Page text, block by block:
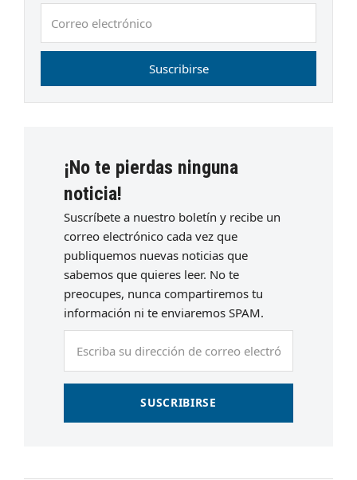
electrónico
Suscribirse
¡No te pierdas ninguna
noticia!
Suscríbete a nuestro boletín y recibe un
correo electrónico cada vez que
publiquemos nuevas noticias que
sabemos que quieres leer. No te
preocupes, nunca compartiremos tu
información ni te enviaremos SPAM.
SUSCRIBIRSE